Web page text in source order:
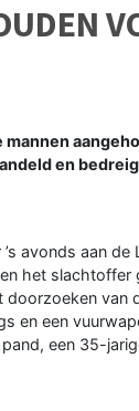
en
avonds aan
het
doorzoeken
en een
een 35-